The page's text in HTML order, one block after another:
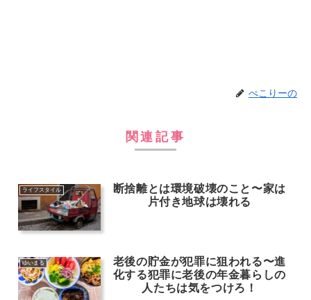
ぺこりーの
関連記事
ライフスタイル
断捨離とは環境破壊のこと〜家は
片付き地球は壊れる
ゆいまる
老後の貯金が犯罪に狙われる〜進
化する犯罪に老後の年金暮らしの
人たちは気をつけろ！